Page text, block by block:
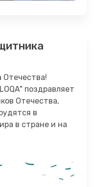
Отечества!
поздравляет
Отечества,
в
в стране и на